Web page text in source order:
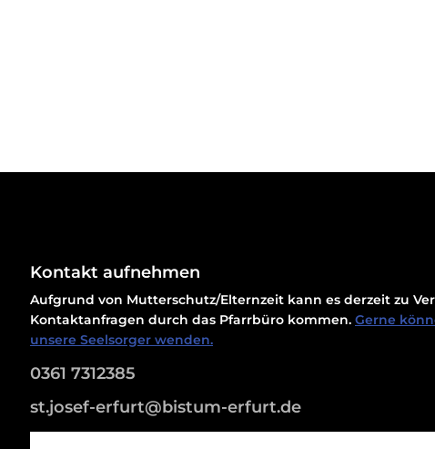
Kontakt aufnehmen
Aufgrund von Mutterschutz/Elternzeit kann es derzeit zu
Kontaktanfragen durch das Pfarrbüro kommen. Gerne
unsere Seelsorger wenden.
0361 7312385
st.josef-erfurt@bistum-erfurt.de